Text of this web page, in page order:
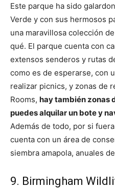
Este parque ha sido
Verde y con sus hermosos
una maravillosa colección
qué. El parque cuenta con
extensos senderos y rutas
como es de esperarse, con
realizar picnics, y zonas de
Rooms, hay también zonas
puedes alquilar un bote y
Además de todo, por si
cuenta con un área de
siembra amapola, anuales
9. Birmingham